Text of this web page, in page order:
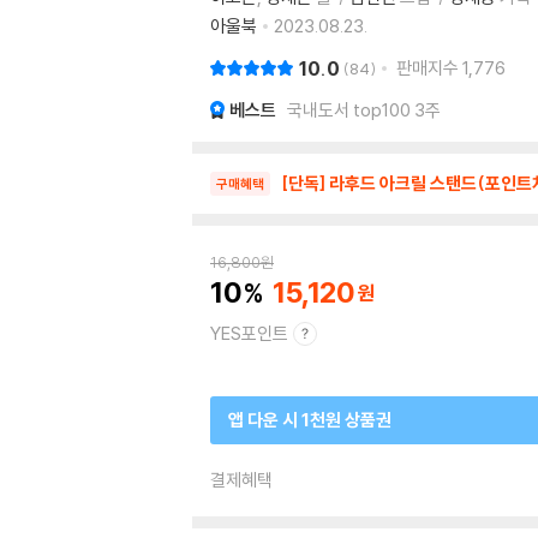
아울북
2023.08.23.
10.0 84 판매지수 1,776
베스트 국내도서 top100 3주
구매혜택 [단독] 라후드 아크릴 스탠드(포인트
16,800원
10 15,120
YES포인트
앱 다운 시 1천원 상품권
결제혜택